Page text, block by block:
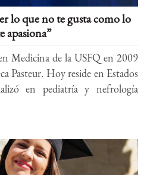
lo que no te gusta como lo
apasiona”
Medicina de la USFQ en 2009
Pasteur. Hoy reside en Estados
en pediatría y nefrología